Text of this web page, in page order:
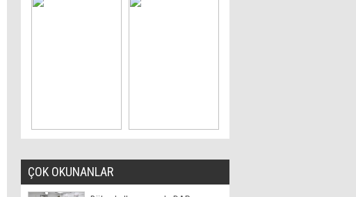
ÇOK OKUNANLAR